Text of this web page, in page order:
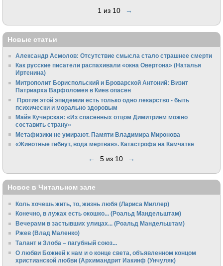
1 из 10 →
Новые статьи
Александр Асмолов: Отсутствие смысла стало страшнее смерти
Как русские писатели распахивали «окна Овертона» (Наталья
Иртенина)
Митрополит Бориспольский и Броварской Антоний: Визит
Патриарха Варфоломея в Киев опасен
Против этой эпидемии есть только одно лекарство - быть
психически и морально здоровым
Майя Кучерская: «Из спасенных отцом Димитрием можно
составить страну»
Метафизики не умирают. Памяти Владимира Миронова
«Животные гибнут, вода мертвая». Катастрофа на Камчатке
← 5 из 10 →
Новое в Читальном зале
Коль хочешь жить, то, жизнь любя (Лариса Миллер)
Конечно, в лужах есть окошко... (Роальд Мандельштам)
Вечерами в застывших улицах... (Роальд Мандельштам)
Ржев (Влад Маленко)
Талант и Злоба – пагубный союз...
О любви Божией к нам и о конце света, объявленном концом
христианской любви (Архимандрит Иакинф (Унчуляк)